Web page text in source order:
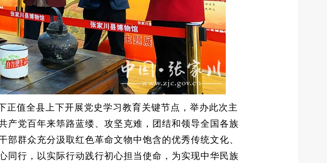
值全县上下开展党史学习教育关键节点，举办此次主
产党百年来筚路蓝缕、攻坚克难，团结和领导全国各族
群众充分汲取红色革命文物中饱含的优秀传统文化、
同行，以实际行动践行初心担当使命，为实现中华民族